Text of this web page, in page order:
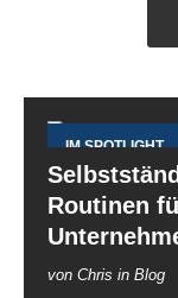
IM SPOTLIGHT
Routinen
von Chris in Blog